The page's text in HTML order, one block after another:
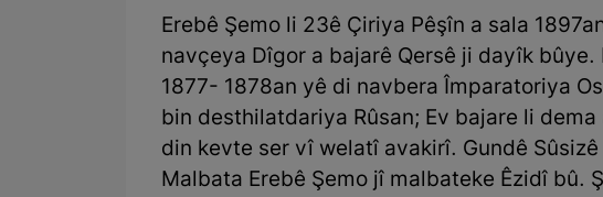
Erebê Şemo li 23ê Çiriya Pêşîn a sala
navçeya Dîgor a bajarê Qersê ji dayîk bûye.
1877- 1878an yê di navbera Împaratoriya
bin desthilatdariya Rûsan; Ev bajare li
din kevte ser vî welatî avakirî. Gundê
Malbata Erebê Şemo jî malbateke Êzidî bû.